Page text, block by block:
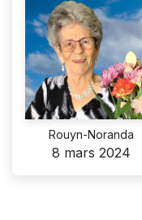
Rouyn-Noranda
8 mars 2024